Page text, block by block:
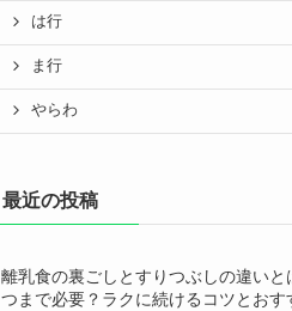
は行
ま行
やらわ
最近の投稿
離乳食の裏ごしとすりつぶしの違いと
つまで必要？ラクに続けるコツとおす